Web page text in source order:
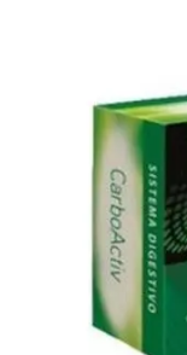
Búsqueda
productos